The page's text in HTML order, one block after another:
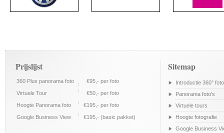
Prijslijst
360 Plus panorama foto
Virtuele Tour
Hoogte Panorama foto
Google Business View
:
:
:
:
€95,- per foto
€50,- per foto
€195,- per foto
€195,- (basic pakket)
Sitemap
Introductie 360°
Panorama foto's
Virtuele tours
Hoogte fotografie
Google Business